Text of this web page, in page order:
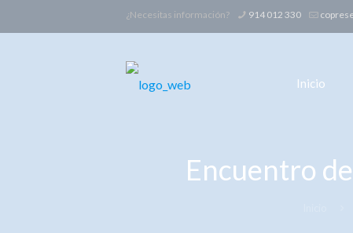
¿Necesitas información? 914 012 330
Inicio
Encuentro